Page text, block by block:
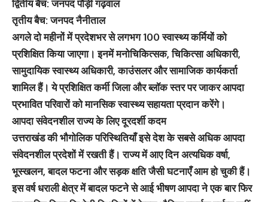
द्वितीय बैच: जनपद पौड़ी गढ़वाल
तृतीय बैच: जनपद नैनीताल
अगले दो महीनों में प्रदेशभर से लगभग 100 स्वास्थ्य कर्मियों को
प्रशिक्षित किया जाएगा। इनमें मनोचिकित्सक, चिकित्सा अधिकारी,
सामुदायिक स्वास्थ्य अधिकारी, काउंसलर और सामाजिक कार्यकर्ता
शामिल हैं। ये प्रशिक्षित कर्मी जिला और ब्लॉक स्तर पर जाकर आपदा
प्रभावित परिवारों को मानसिक स्वास्थ्य सहायता प्रदान करेंगे।
आपदा संवेदनशील राज्य के लिए दूरदर्शी कदम
उत्तराखंड की भौगोलिक परिस्थितियाँ इसे देश के सबसे अधिक आपदा
संवेदनशील प्रदेशों में रखती हैं। राज्य में आए दिन अत्यधिक वर्षा,
भूस्खलन, बादल फटना और सड़क क्षति जैसी घटनाएँ आम हो चुकी हैं।
इस वर्ष धराली क्षेत्र में बादल फटने से आई भीषण आपदा ने एक बार फिर